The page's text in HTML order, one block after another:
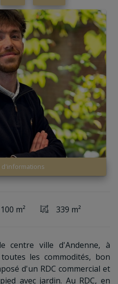
d'informations
100 m² 339 m²
centre ville d'Andenne, à
les commodités, bon
d'un RDC commercial et
avec jardin. Au RDC, en